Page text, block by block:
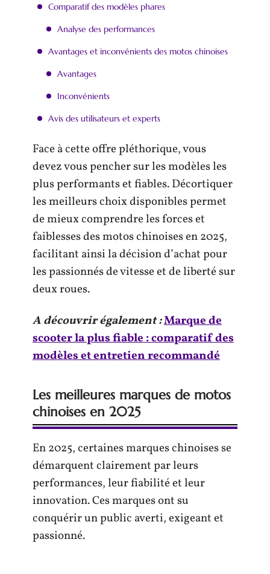
Comparatif des modèles phares
Analyse des performances
Avantages et inconvénients des motos chinoises
Avantages
Inconvénients
Avis des utilisateurs et experts
Face à cette offre pléthorique, vous
devez vous pencher sur les modèles les
plus performants et fiables. Décortiquer
les meilleurs choix disponibles permet
de mieux comprendre les forces et
faiblesses des motos chinoises en 2025,
facilitant ainsi la décision d’achat pour
les passionnés de vitesse et de liberté sur
deux roues.
A découvrir également :Marque de
scooter la plus fiable : comparatif des
modèles et entretien recommandé
Les meilleures marques de motos
chinoises en 2025
En 2025, certaines marques chinoises se
démarquent clairement par leurs
performances, leur fiabilité et leur
innovation. Ces marques ont su
conquérir un public averti, exigeant et
passionné.